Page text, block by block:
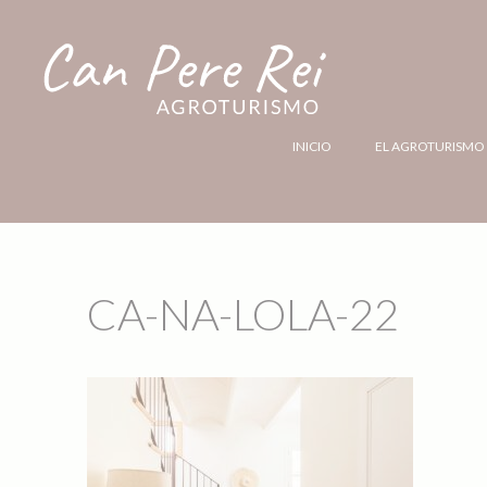
INICIO EL AGROTURISMO
CA-NA-LOLA-22